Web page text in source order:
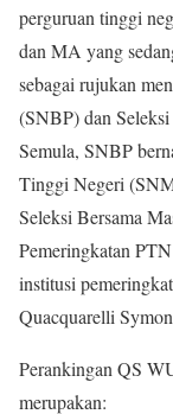
perguruan tinggi
dan MA yang
sebagai rujukan
(SNBP) dan
Semula, SNBP
Tinggi Negeri
Seleksi Bersama
Pemeringkatan
institusi
Quacquarelli
Perankingan QS
merupakan: